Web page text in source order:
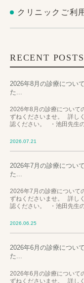
クリニックご利
RECENT POSTS
2026年8月の診療につい
た...
2026年8月の診療について
ずねくださいませ。 詳し
認ください。 ・池田先生
2026.07.21
2026年7月の診療につい
た...
2026年7月の診療について
ずねくださいませ。 詳し
認ください。 ・池田先生
2026.06.25
2026年6月の診療につい
た...
2026年6月の診療について
ずねくださいませ。 詳し